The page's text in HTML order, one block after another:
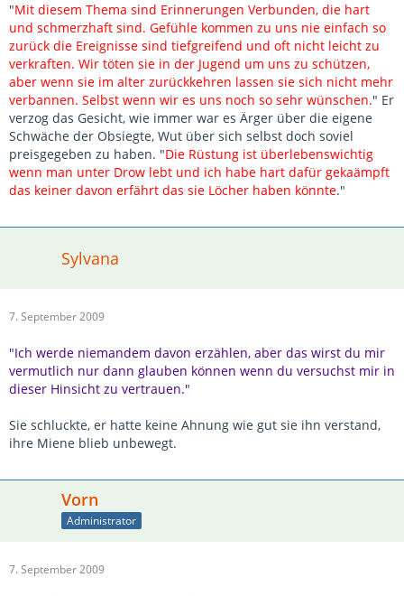
"Mit diesem Thema sind Erinnerungen Verbunden, die hart
und schmerzhaft sind. Gefühle kommen zu uns nie einfach so
zurück die Ereignisse sind tiefgreifend und oft nicht leicht zu
verkraften. Wir töten sie in der Jugend um uns zu schützen,
aber wenn sie im alter zurückkehren lassen sie sich nicht mehr
verbannen. Selbst wenn wir es uns noch so sehr wünschen." Er
verzog das Gesicht, wie immer war es Ärger über die eigene
Schwäche der Obsiegte, Wut über sich selbst doch soviel
preisgegeben zu haben. "Die Rüstung ist überlebenswichtig
wenn man unter Drow lebt und ich habe hart dafür gekaämpft
das keiner davon erfährt das sie Löcher haben könnte."
Sylvana
7. September 2009
"Ich werde niemandem davon erzählen, aber das wirst du mir
vermutlich nur dann glauben können wenn du versuchst mir in
dieser Hinsicht zu vertrauen."
Sie schluckte, er hatte keine Ahnung wie gut sie ihn verstand,
ihre Miene blieb unbewegt.
Vorn
Administrator
7. September 2009